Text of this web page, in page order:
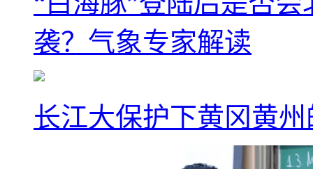
袭？气象专家解读
长江大保护下黄冈黄